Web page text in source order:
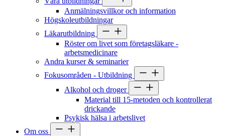
Anmälningsvillkor och information
Högskoleutbildningar
Läkarutbildning
Röster om livet som företagsläkare -
arbetsmedicinare
Andra kurser & seminarier
Fokusområden - Utbildning
Alkohol och droger
Material till 15-metoden och kontrollerat
drickande
Psykisk hälsa i arbetslivet
Om oss